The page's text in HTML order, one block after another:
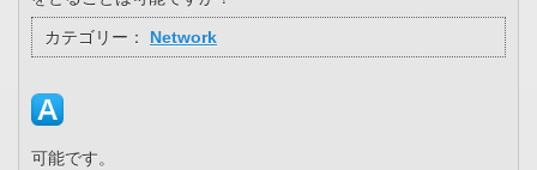
カテゴリー： Network
可能です。